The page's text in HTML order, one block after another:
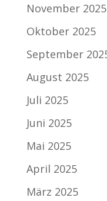
November 2025
Oktober 2025
September
August 2025
Juli 2025
Juni 2025
Mai 2025
April 2025
März 2025